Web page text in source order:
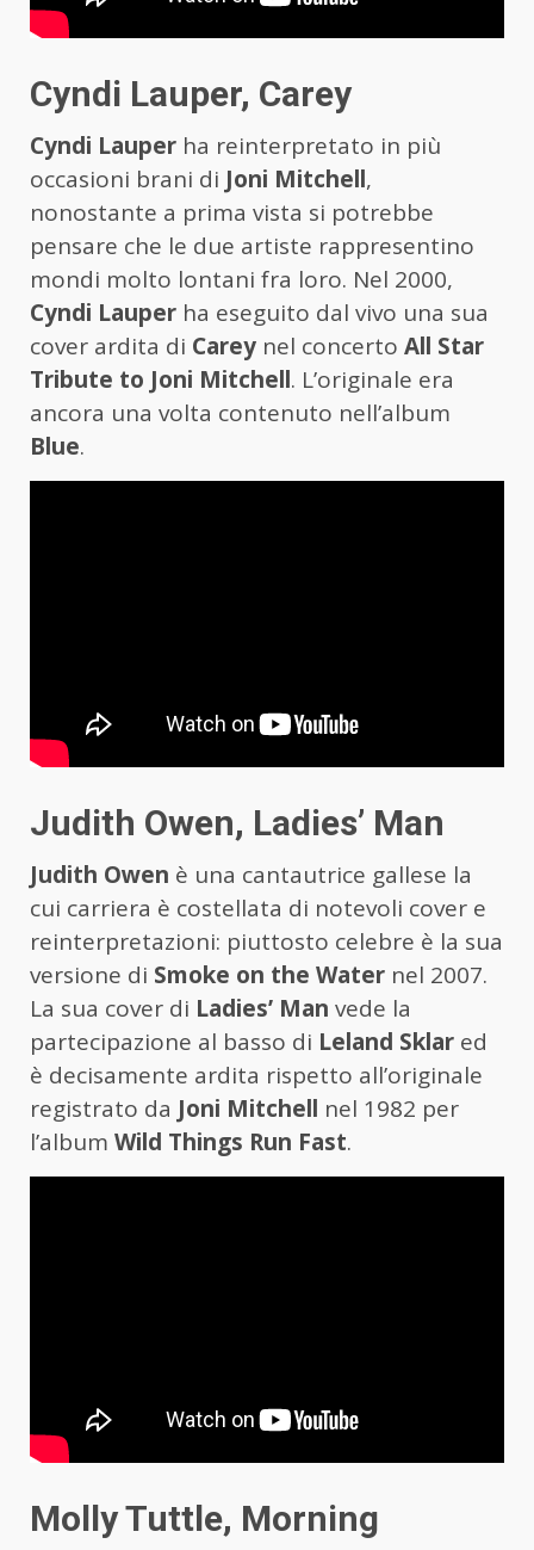
Cyndi Lauper, Carey
Cyndi Lauper ha reinterpretato in più
occasioni brani di Joni Mitchell,
nonostante a prima vista si potrebbe
pensare che le due artiste rappresentino
mondi molto lontani fra loro. Nel 2000,
Cyndi Lauper ha eseguito dal vivo una sua
cover ardita di Carey nel concerto All Star
Tribute to Joni Mitchell. L’originale era
ancora una volta contenuto nell’album
Blue.
Judith Owen, Ladies’ Man
Judith Owen è una cantautrice gallese la
cui carriera è costellata di notevoli cover e
reinterpretazioni: piuttosto celebre è la sua
versione di Smoke on the Water nel 2007.
La sua cover di Ladies’ Man vede la
partecipazione al basso di Leland Sklar ed
è decisamente ardita rispetto all’originale
registrato da Joni Mitchell nel 1982 per
l’album Wild Things Run Fast.
Molly Tuttle, Morning